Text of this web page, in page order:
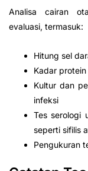
Analisa cairan
evaluasi, termasuk:
Hitung sel
Kadar
Kultur dan
infeksi
Tes serologi
seperti sifilis
Pengukuran